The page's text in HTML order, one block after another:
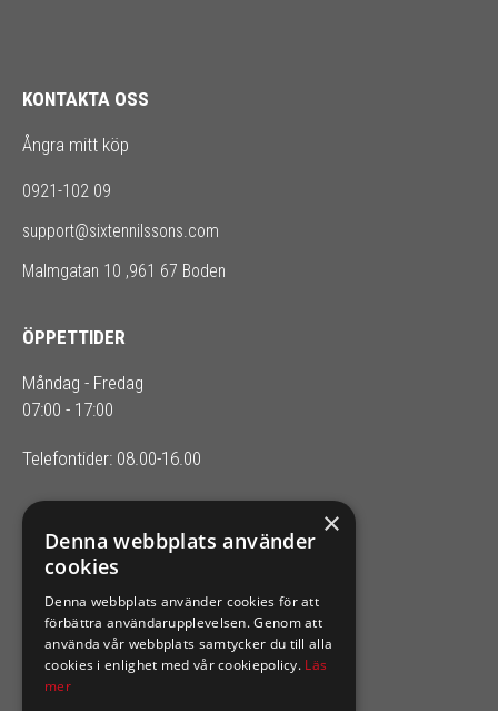
KONTAKTA OSS
Ångra mitt köp
0921-102 09
support@sixtennilssons.com
Malmgatan 10 ,961 67 Boden
ÖPPETTIDER
Måndag - Fredag
07:00 - 17:00
Telefontider: 08.00-16.00
SIXTEN NILSSONS
Organisationsnummer 556164-2652
×
Denna webbplats använder
cookies
Denna webbplats använder cookies för att
förbättra användarupplevelsen. Genom att
använda vår webbplats samtycker du till alla
cookies i enlighet med vår cookiepolicy. Läs
mer